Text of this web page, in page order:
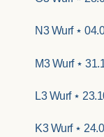
N3 Wurf ⋆
M3 Wurf ⋆
L3 Wurf ⋆
K3 Wurf ⋆